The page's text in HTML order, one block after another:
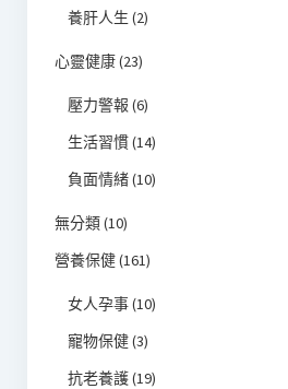
養肝人生 (2)
心靈健康(23)
壓力警報 (6)
生活習慣(14)
負面情緒(10)
無分類(10)
營養保健(161)
女人孕事(10)
寵物保健(3)
抗老養護(19)